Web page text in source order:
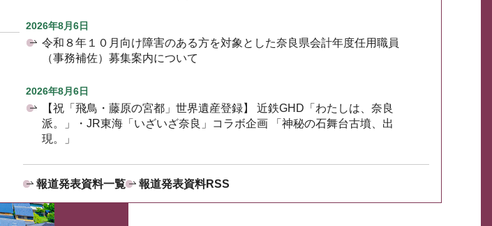
2026年8月6日
令和８年１０月向け障害のある方を対象とした奈良県会計年度任用職員
（事務補佐）募集案内について
2026年8月6日
【祝「飛鳥・藤原の宮都」世界遺産登録】 近鉄GHD「わたしは、奈良
派。」・JR東海「いざいざ奈良」コラボ企画 「神秘の石舞台古墳、出
現。」
報道発表資料一覧 報道発表資料RSS